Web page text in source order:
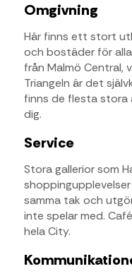
Omgivning
Här finns ett stort
och bostäder för
från Malmö Central,
Triangeln är det
finns de flesta stora
dig.
Service
Stora gallerior som
samma tak och
inte spelar med.
hela City.